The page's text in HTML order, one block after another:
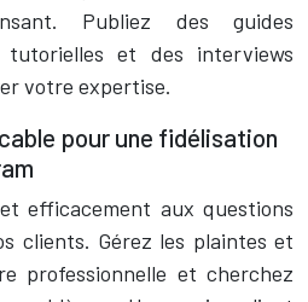
Publiez des guides
tutorielles et des interviews
votre expertise.
pour une fidélisation
efficacement aux questions
clients. Gérez les plaintes et
professionnelle et cherchez